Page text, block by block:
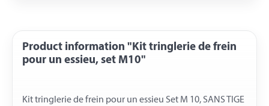
Product information "Kit tringlerie de frein
pour un essieu, set M10"
Kit tringlerie de frein pour un essieu Set M 10, SANS TIGE